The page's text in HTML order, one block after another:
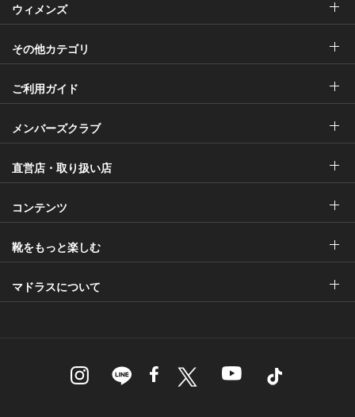
ウィメンズ
その他カテゴリ
ご利用ガイド
メンバーズクラブ
直営店・取り扱い店
コンテンツ
靴をもっと楽しむ
マドラスについて